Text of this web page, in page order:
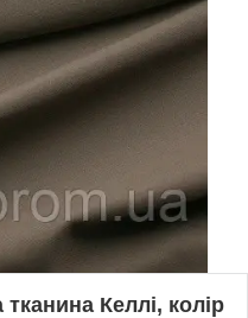
Келлі, колір